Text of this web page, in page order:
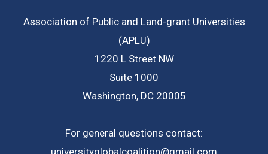
Association of Public and Land-grant Universities
(APLU)
1220 L Street NW
Suite 1000
Washington, DC 20005
For general questions contact: